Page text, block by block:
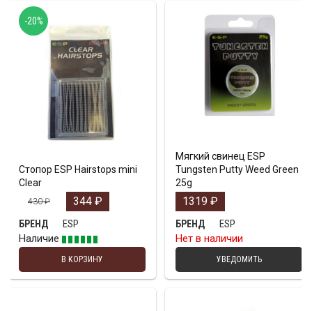
Стопор ESP Hairstops mini
Clear
430₽ 344 ₽
БРЕНД
ESP
Наличие
В КОРЗИНУ
-20%
Мягкий свинец ESP
Tungsten Putty Weed Green
25g
1319 ₽
БРЕНД
ESP
Нет в наличии
УВЕДОМИТЬ